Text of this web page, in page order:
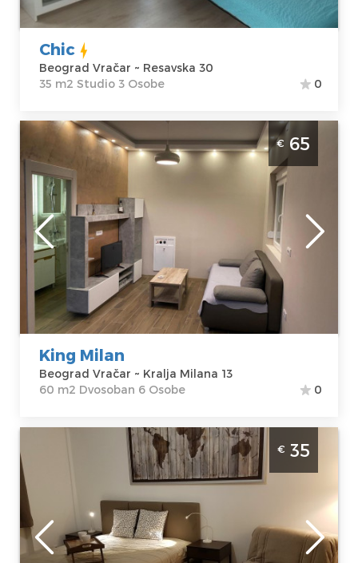
Chic
Beograd Vračar ~ Resavska 30
35 m2 Studio 3 Osobe
0
Dvosoban Apartman King Milan Beograd
Vračar. Nalazi se u ulici Kralja Milana 13.
Idealan za boravak 6 osoba.
Beograd
Lokacija:
Beograd Vračar
Adresa:
Kralja
Milana 13
Cena65 €
Kvadratura : 60
m2
Struktura :
Dvosoban
€ 65
King Milan
Beograd Vračar ~ Kralja Milana 13
60 m2 Dvosoban 6 Osobe
0
Jednosoban Apartman 1929 Beograd Vračar
Beograd
Lokacija:
Beograd Vračar
Adresa:
Svetozara
Kvadratura :
m2
Struktura :
€ 35